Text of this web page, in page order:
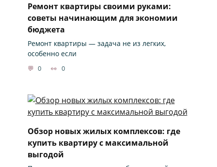
Ремонт квартиры своими руками:
советы начинающим для экономии
бюджета
Ремонт квартиры — задача не из легких,
особенно если
0 0
Обзор новых жилых комплексов: где
купить квартиру с максимальной
выгодой